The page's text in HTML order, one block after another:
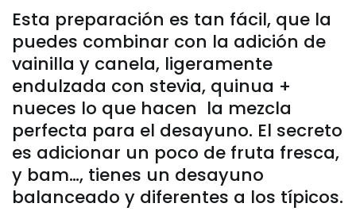
Esta preparación es tan fácil, que la
puedes combinar con la adición de
vainilla y canela, ligeramente
endulzada con stevia, quinua +
nueces lo que hacen la mezcla
perfecta para el desayuno. El secreto
es adicionar un poco de fruta fresca,
y bam…, tienes un desayuno
balanceado y diferentes a los típicos.